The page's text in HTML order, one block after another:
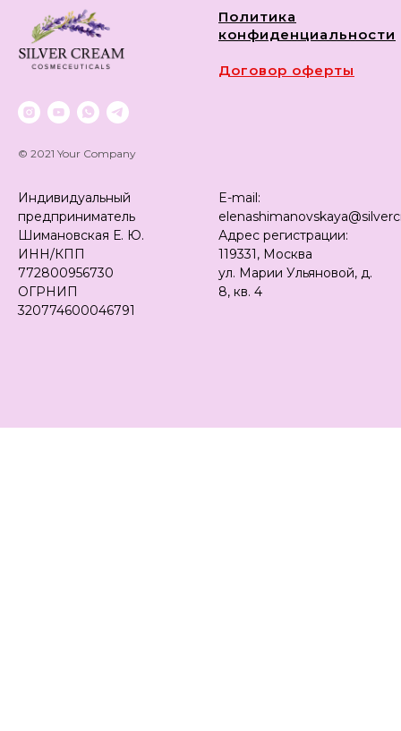
© 2021 Your Company
Политика
конфиденциальности
Договор оферты
Индивидуальный
предприниматель
Шимановская Е. Ю.
ИНН/КПП
772800956730
ОГРНИП
320774600046791
E-mail:
Адрес регистрации:
119331, Москва
ул. Марии Ульяновой, д.
8, кв. 4